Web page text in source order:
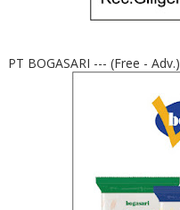
PT BOGASARI --- (Free - Adv.)